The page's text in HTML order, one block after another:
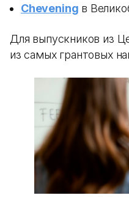
Chevening в
Для выпускников из
из самых грантовых